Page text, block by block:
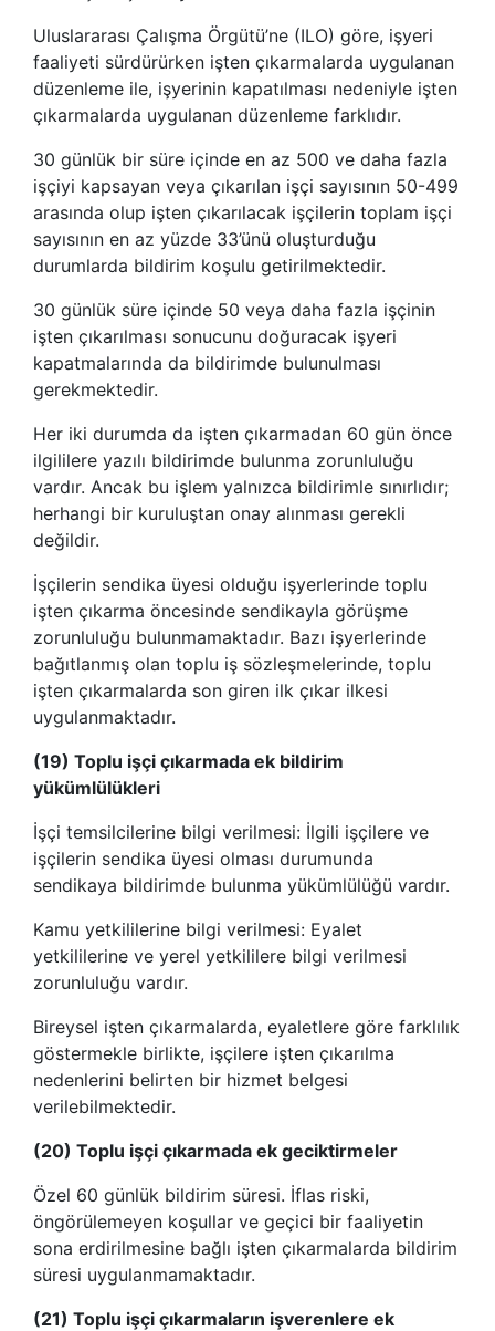
Uluslararası Çalışma Örgütü’ne (ILO) göre, işyeri
faaliyeti sürdürürken işten çıkarmalarda uygulanan
düzenleme ile, işyerinin kapatılması nedeniyle işten
çıkarmalarda uygulanan düzenleme farklıdır.
30 günlük bir süre içinde en az 500 ve daha fazla
işçiyi kapsayan veya çıkarılan işçi sayısının 50-499
arasında olup işten çıkarılacak işçilerin toplam işçi
sayısının en az yüzde 33’ünü oluşturduğu
durumlarda bildirim koşulu getirilmektedir.
30 günlük süre içinde 50 veya daha fazla işçinin
işten çıkarılması sonucunu doğuracak işyeri
kapatmalarında da bildirimde bulunulması
gerekmektedir.
Her iki durumda da işten çıkarmadan 60 gün önce
ilgililere yazılı bildirimde bulunma zorunluluğu
vardır. Ancak bu işlem yalnızca bildirimle sınırlıdır;
herhangi bir kuruluştan onay alınması gerekli
değildir.
İşçilerin sendika üyesi olduğu işyerlerinde toplu
işten çıkarma öncesinde sendikayla görüşme
zorunluluğu bulunmamaktadır. Bazı işyerlerinde
bağıtlanmış olan toplu iş sözleşmelerinde, toplu
işten çıkarmalarda son giren ilk çıkar ilkesi
uygulanmaktadır.
(19) Toplu işçi çıkarmada ek bildirim
yükümlülükleri
İşçi temsilcilerine bilgi verilmesi: İlgili işçilere ve
işçilerin sendika üyesi olması durumunda
sendikaya bildirimde bulunma yükümlülüğü vardır.
Kamu yetkililerine bilgi verilmesi: Eyalet
yetkililerine ve yerel yetkililere bilgi verilmesi
zorunluluğu vardır.
Bireysel işten çıkarmalarda, eyaletlere göre farklılık
göstermekle birlikte, işçilere işten çıkarılma
nedenlerini belirten bir hizmet belgesi
verilebilmektedir.
(20) Toplu işçi çıkarmada ek geciktirmeler
Özel 60 günlük bildirim süresi. İflas riski,
öngörülemeyen koşullar ve geçici bir faaliyetin
sona erdirilmesine bağlı işten çıkarmalarda bildirim
süresi uygulanmamaktadır.
(21) Toplu işçi çıkarmaların işverenlere ek